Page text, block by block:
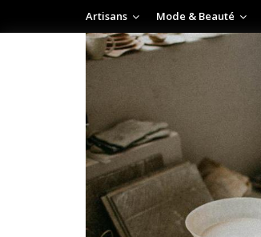
Artisans Mode & Beauté